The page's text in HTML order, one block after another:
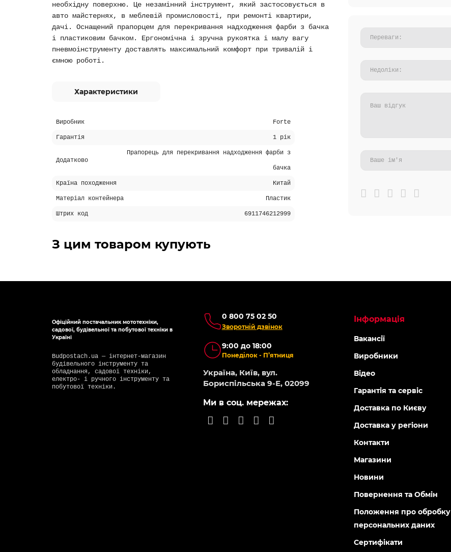
необхідну поверхню. Це незамінний інструмент, який застосовується в
авто майстернях, в меблевій промисловості, при ремонті квартири,
дачі. Оснащений прапорцем для перекривання надходження фарби з бачка
і пластиковим бачком. Ергономічна і зручна рукоятка і малу вагу
пневмоінструменту доставлять максимальний комфорт при тривалій і
ємною роботі.
Характеристики
Виробник Forte
Гарантія 1 рік
Додатково
Прапорець для перекривання надходження фарби з
бачка
Країна походження Китай
Матеріал контейнера Пластик
Штрих код 6911746212999
З цим товаром купують
Офіційний постачальник мототехніки,
садової, будівельної та побутової техніки в
Україні
Budpostach.ua — інтернет-магазин
будівельного інструменту та
обладнання, садової техніки,
електро- і ручного інструменту та
побутової техніки.
0 800 75 02 50
Зворотній дзвінок
9:00 до 18:00
Понеділок - П’ятниця
Україна, Київ, вул.
Бориспільська 9-Е, 02099
Ми в соц. мережах:
Інформація
Вакансії
Виробники
Відео
Гарантія та сервіс
Доставка по Києву
Доставка у регіони
Контакти
Магазини
Новини
Повернення та Обмін
Положення про обробку
персональних даних
Сертифікати